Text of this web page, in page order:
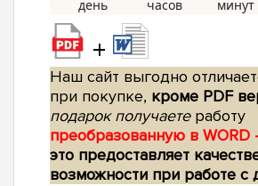
+
Наш сайт выгодно
при покупке, кроме PDF
подарок получаетеработу
преобразованную в WORD
это предоставляет
возможности при работе с